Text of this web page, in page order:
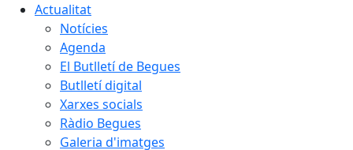
Actualitat
Notícies
Agenda
El Butlletí de Begues
Butlletí digital
Xarxes socials
Ràdio Begues
Galeria d'imatges